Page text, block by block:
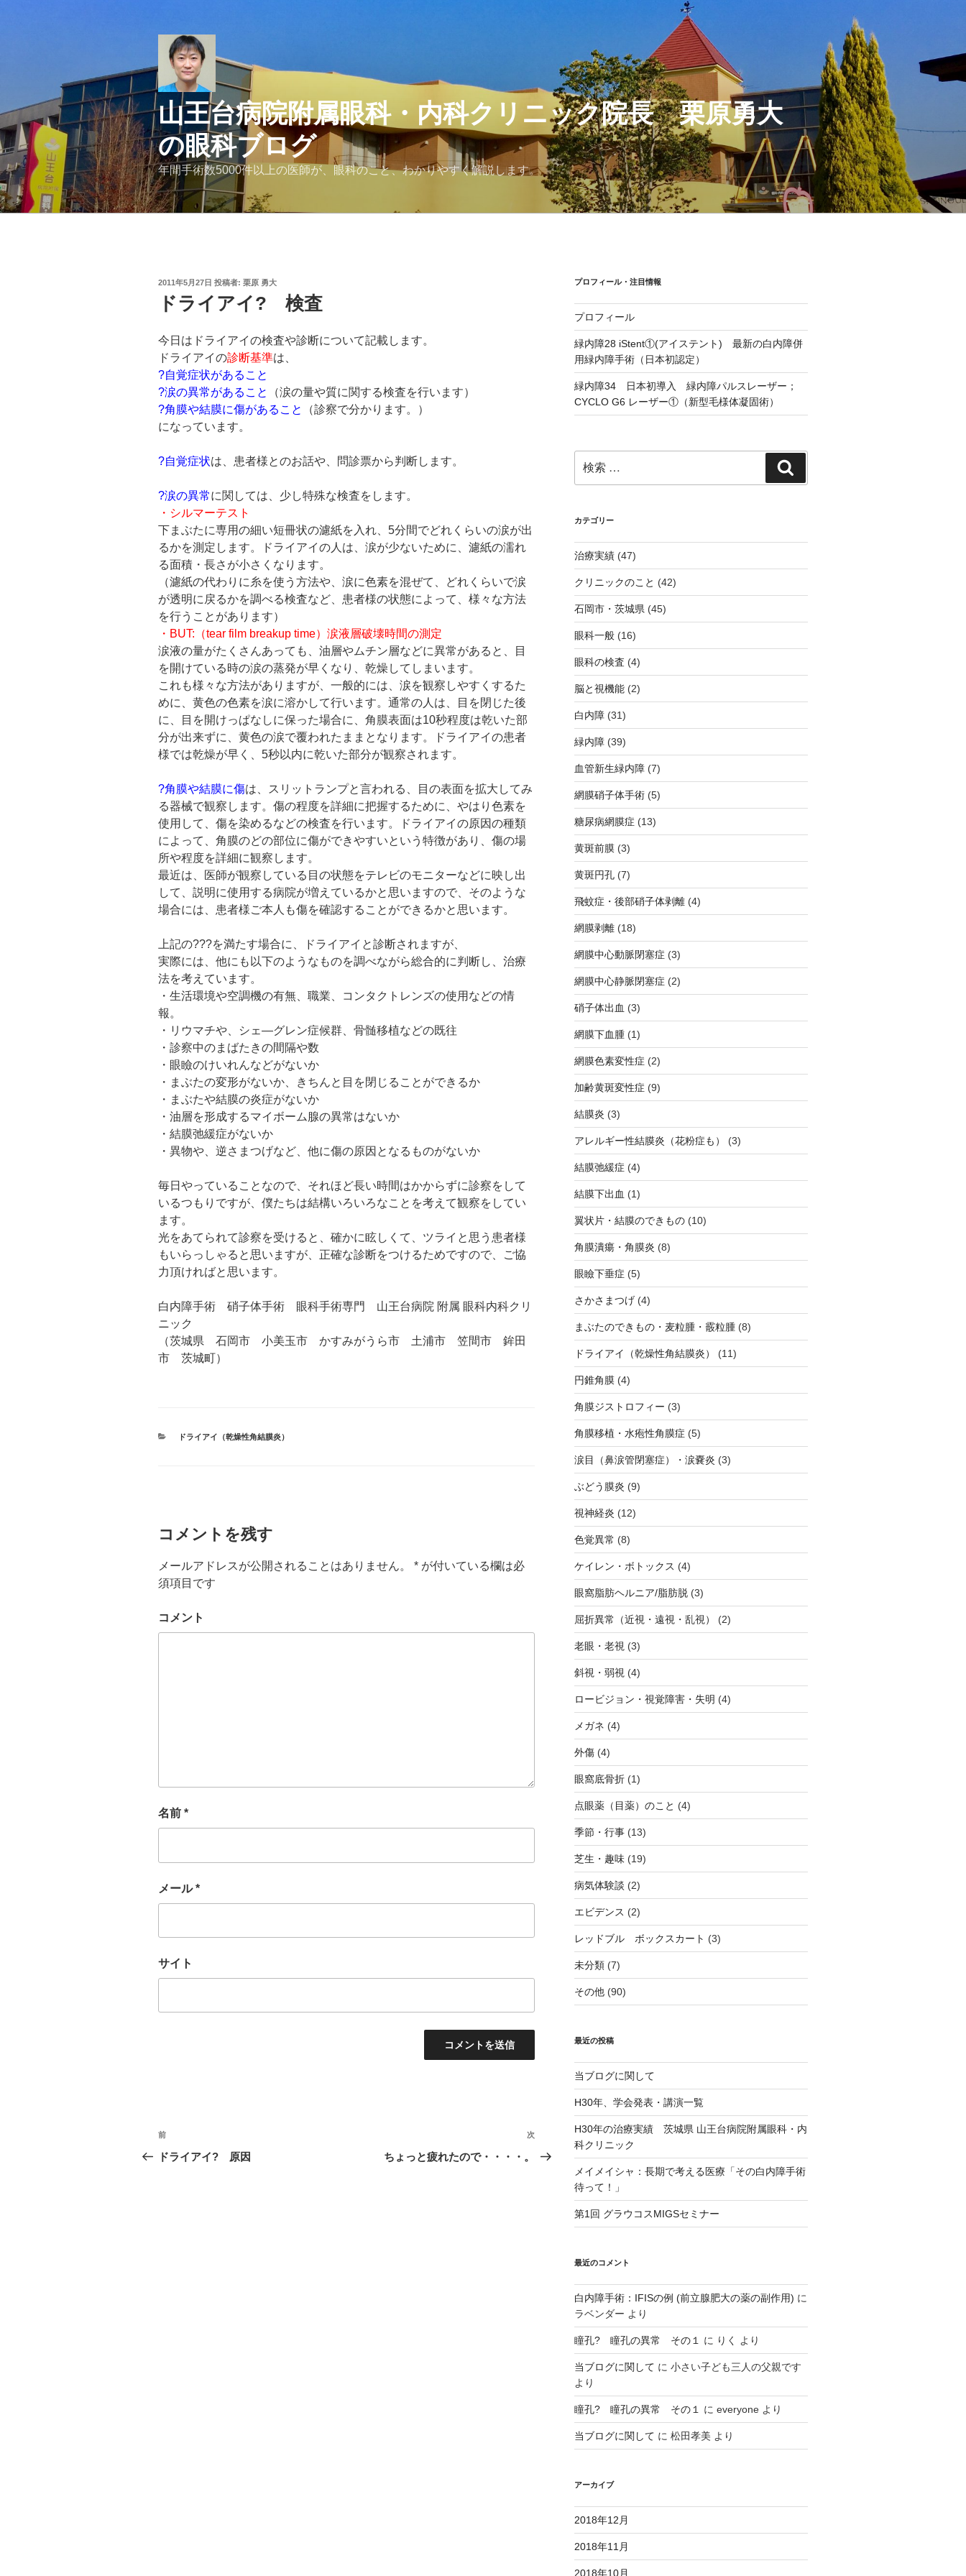
ス
キ
ッ
プ
山王台病院附属眼科・内科クリニック院長 栗原勇大
の眼科ブログ
年間手術数5000件以上の医師が、眼科のこと、わかりやすく解説します。
投
稿
日:
2011年5月27日 投稿者: 栗原 勇大
ドライアイ? 検査
今日はドライアイの検査や診断について記載します。
ドライアイの診断基準は、
?自覚症状があること
?涙の異常があること
（涙の量や質に関する検査を行います）
?角膜や結膜に傷があること
（診察で分かります。）
になっています。
?自覚症状は、患者様とのお話や、問診票から判断します。
?涙の異常に関しては、少し特殊な検査をします。
・シルマーテスト
下まぶたに専用の細い短冊状の濾紙を入れ、5分間でどれくらいの涙が出
るかを測定します。ドライアイの人は、涙が少ないために、濾紙の濡れ
る面積・長さが小さくなります。
（濾紙の代わりに糸を使う方法や、涙に色素を混ぜて、どれくらいで涙
が透明に戻るかを調べる検査など、患者様の状態によって、様々な方法
を行うことがあります）
・BUT:（tear film breakup time）涙液層破壊時間の測定
涙液の量がたくさんあっても、油層やムチン層などに異常があると、目
を開けている時の涙の蒸発が早くなり、乾燥してしまいます。
これも様々な方法がありますが、一般的には、涙を観察しやすくするた
めに、黄色の色素を涙に溶かして行います。通常の人は、目を閉じた後
に、目を開けっぱなしに保った場合に、角膜表面は10秒程度は乾いた部
分が出来ずに、黄色の涙で覆われたままとなります。ドライアイの患者
様では乾燥が早く、5秒以内に乾いた部分が観察されます。
?角膜や結膜に傷は、スリットランプと言われる、目の表面を拡大してみ
る器械で観察します。傷の程度を詳細に把握するために、やはり色素を
使用して、傷を染めるなどの検査を行います。ドライアイの原因の種類
によって、角膜のどの部位に傷ができやすいという特徴があり、傷の場
所や程度を詳細に観察します。
最近は、医師が観察している目の状態をテレビのモニターなどに映し出
して、説明に使用する病院が増えているかと思いますので、そのような
場合には、患者様ご本人も傷を確認することができるかと思います。
上記の???を満たす場合に、ドライアイと診断されますが、
実際には、他にも以下のようなものを調べながら総合的に判断し、治療
法を考えています。
・生活環境や空調機の有無、職業、コンタクトレンズの使用などの情
報。
・リウマチや、シェ―グレン症候群、骨髄移植などの既往
・診察中のまばたきの間隔や数
・眼瞼のけいれんなどがないか
・まぶたの変形がないか、きちんと目を閉じることができるか
・まぶたや結膜の炎症がないか
・油層を形成するマイボーム腺の異常はないか
・結膜弛緩症がないか
・異物や、逆さまつげなど、他に傷の原因となるものがないか
毎日やっていることなので、それほど長い時間はかからずに診察をして
いるつもりですが、僕たちは結構いろいろなことを考えて観察をしてい
ます。
光をあてられて診察を受けると、確かに眩しくて、ツライと思う患者様
もいらっしゃると思いますが、正確な診断をつけるためですので、ご協
力頂ければと思います。
白内障手術 硝子体手術 眼科手術専門 山王台病院 附属 眼科内科クリ
ニック
（茨城県 石岡市 小美玉市 かすみがうら市 土浦市 笠間市 鉾田
市 茨城町）
カ
ドライアイ（乾燥性角結膜炎）
コメントを残す
メールアドレスが公開されることはありません。 * が付いている欄は必
須項目です
コメント
名前 *
メール*
サイト
投
稿
過
去
前
ドライアイ? 原因
の
次
ちょっと疲れたので・・・・。
プロフィール・注目情報
プロフィール
緑内障28 iStent①(アイステント) 最新の白内障併
用緑内障手術（日本初認定）
緑内障34 日本初導入 緑内障パルスレーザー；
CYCLO G6 レーザー①（新型毛様体凝固術）
索:
索
カテゴリー
治療実績(47)
クリニックのこと (42)
石岡市・茨城県(45)
眼科一般(16)
眼科の検査 (4)
脳と視機能(2)
白内障(31)
緑内障(39)
血管新生緑内障(7)
網膜硝子体手術(5)
糖尿病網膜症 (13)
黄斑前膜(3)
黄斑円孔(7)
飛蚊症・後部硝子体剥離(4)
網膜剥離(18)
網膜中心動脈閉塞症 (3)
網膜中心静脈閉塞症 (2)
硝子体出血 (3)
網膜下血腫(1)
網膜色素変性症 (2)
加齢黄斑変性症 (9)
結膜炎 (3)
アレルギー性結膜炎（花粉症も） (3)
結膜弛緩症 (4)
結膜下出血 (1)
翼状片・結膜のできもの(10)
角膜潰瘍・角膜炎 (8)
眼瞼下垂症 (5)
さかさまつげ(4)
まぶたのできもの・麦粒腫・霰粒腫(8)
ドライアイ（乾燥性角結膜炎） (11)
円錐角膜(4)
角膜ジストロフィー (3)
角膜移植・水疱性角膜症 (5)
涙目（鼻涙管閉塞症）・涙嚢炎 (3)
ぶどう膜炎 (9)
視神経炎 (12)
色覚異常 (8)
ケイレン・ボトックス (4)
眼窩脂肪ヘルニア/脂肪脱(3)
屈折異常（近視・遠視・乱視） (2)
老眼・老視(3)
斜視・弱視(4)
ロービジョン・視覚障害・失明 (4)
メガネ (4)
外傷(4)
眼窩底骨折(1)
点眼薬（目薬）のこと (4)
季節・行事(13)
芝生・趣味(19)
病気体験談 (2)
エビデンス (2)
レッドブル ボックスカート (3)
未分類(7)
その他(90)
最近の投稿
当ブログに関して
H30年、学会発表・講演一覧
H30年の治療実績 茨城県 山王台病院附属眼科・内
科クリニック
メイメイシャ：長期で考える医療「その白内障手術
待って！」
第1回 グラウコスMIGSセミナー
最近のコメント
白内障手術：IFISの例 (前立腺肥大の薬の副作用) に
ラベンダー より
瞳孔? 瞳孔の異常 その１ に りく より
当ブログに関して に 小さい子ども三人の父親です
より
瞳孔? 瞳孔の異常 その１ に everyoneより
当ブログに関して に 松田孝美 より
アーカイブ
2018年12月
2018年11月
2018年10月